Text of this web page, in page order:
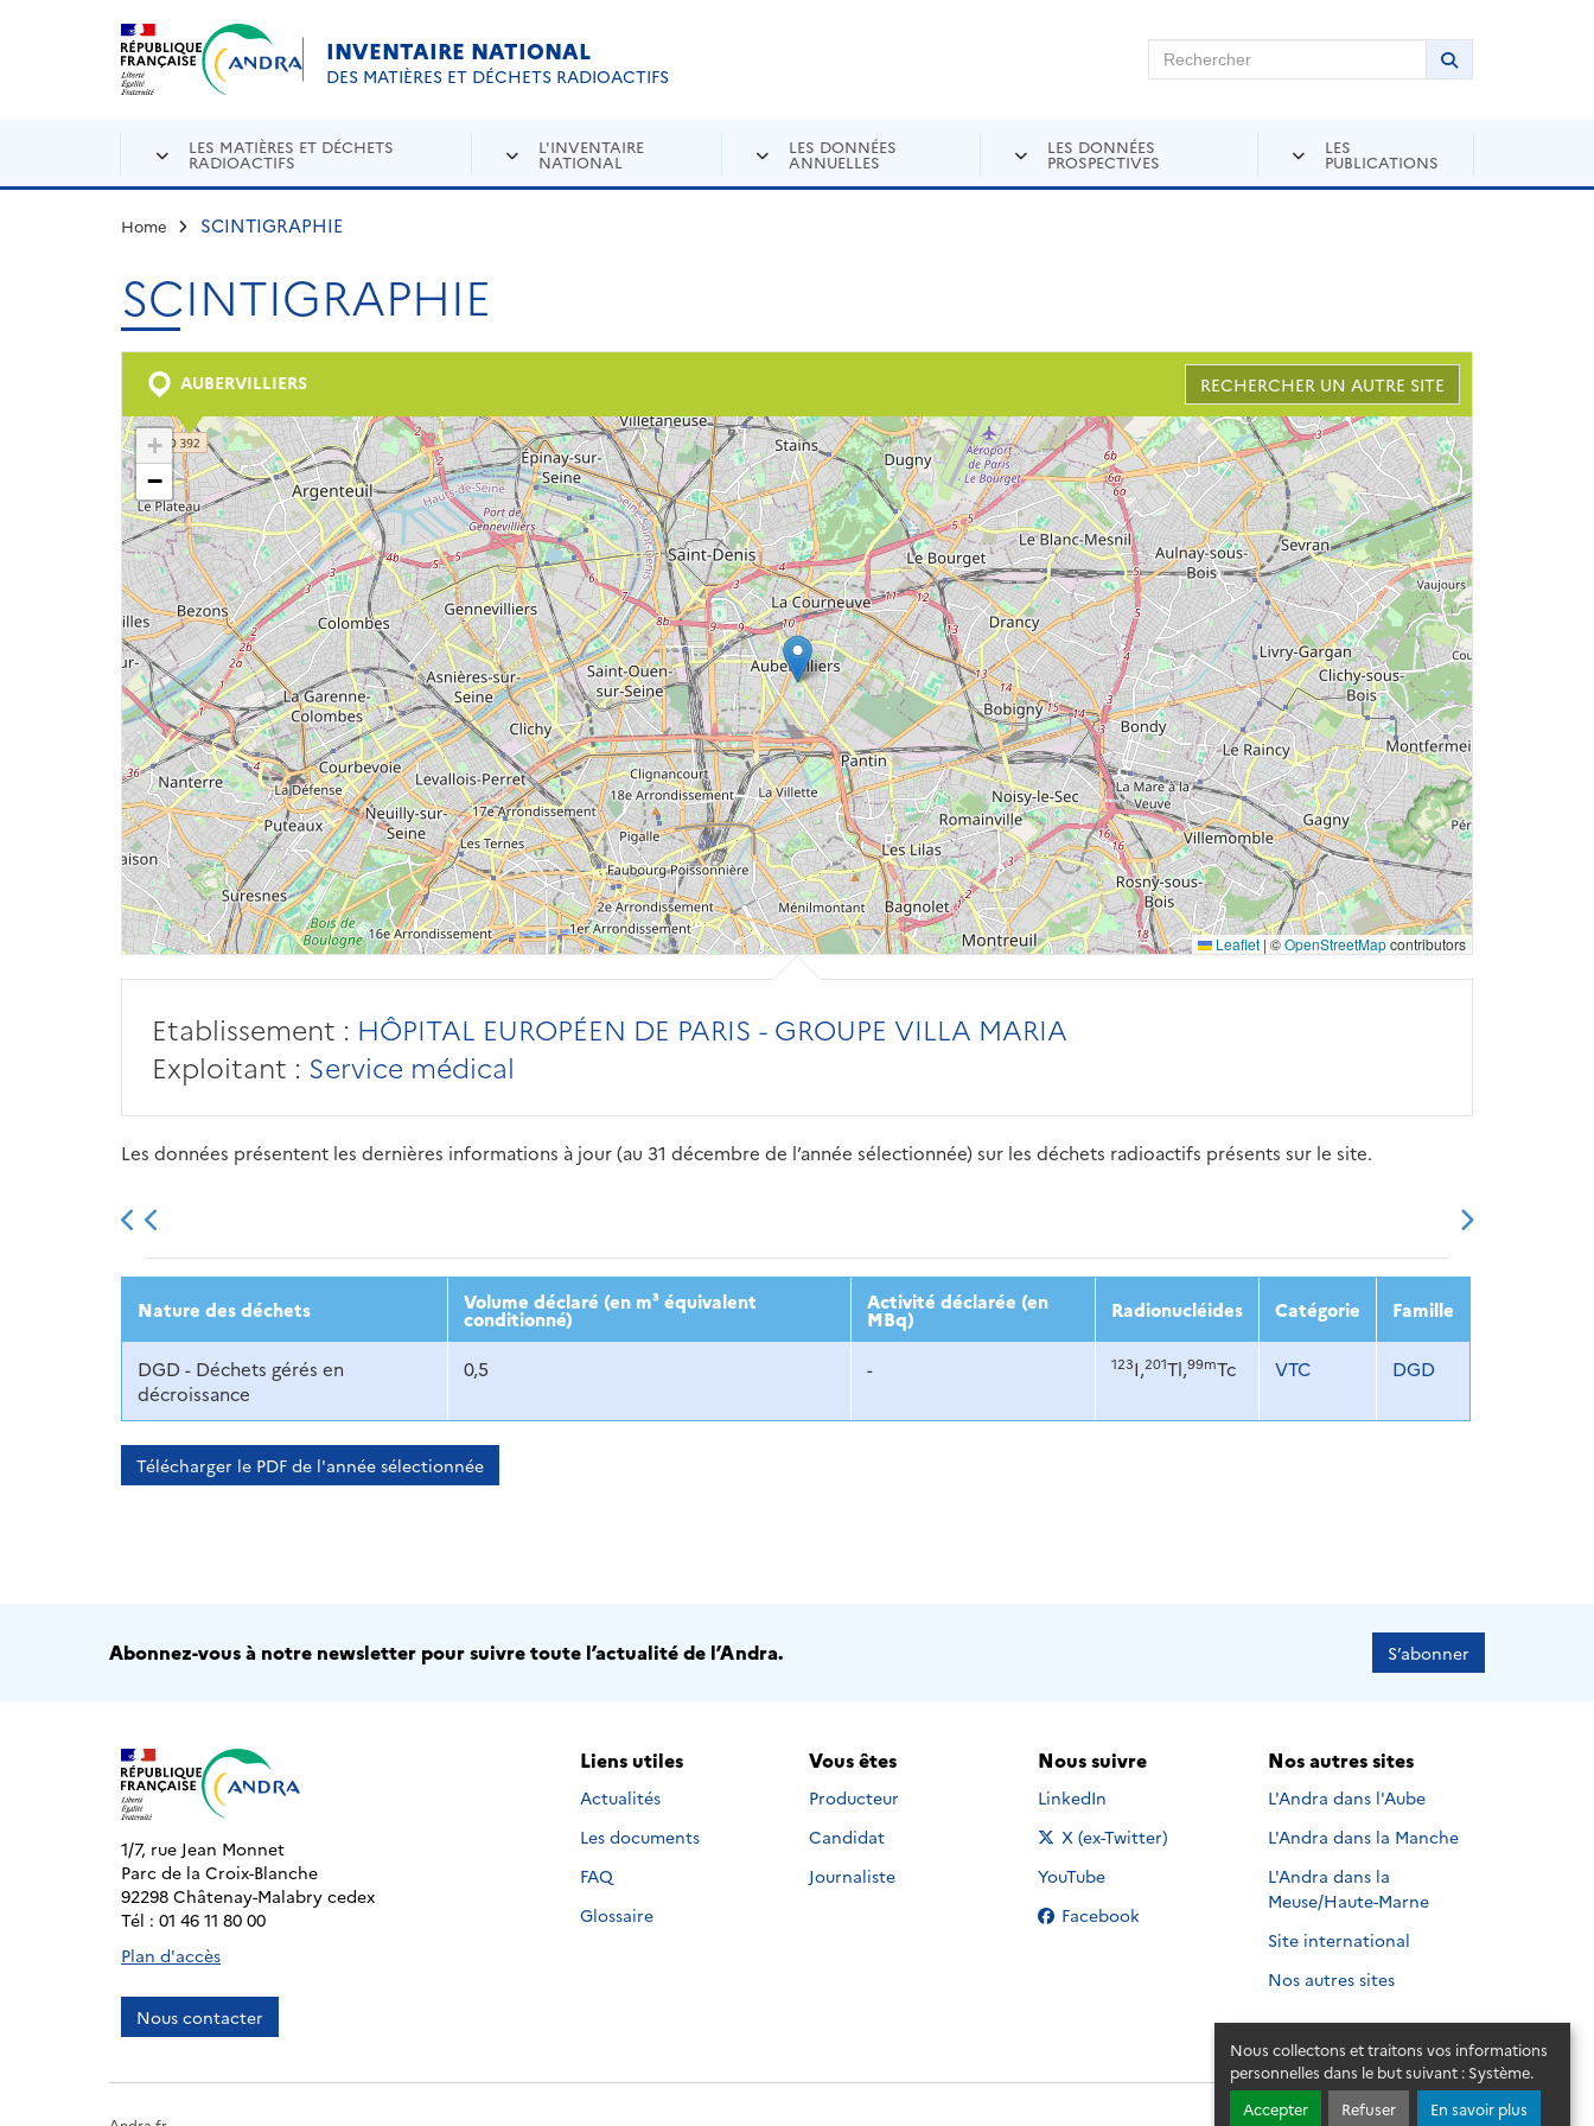
Nous collectons et traitons vos informations
personnelles dans le but suivant : Système.
Accepter
Refuser En savoir plus
Aller au contenu principal
INVENTAIRE NATIONAL
DES MATIÈRES ET DÉCHETS RADIOACTIFS
Rechercher sur Andra Inventaire Rechercher
Lancer la
LES MATIÈRES ET DÉCHETS
RADIOACTIFS
L'INVENTAIRE
NATIONAL
LES DONNÉES
ANNUELLES
LES DONNÉES
PROSPECTIVES
LES
PUBLICATIONS
Home SCINTIGRAPHIE
SCINTIGRAPHIE
AUBERVILLIERS RECHERCHER UN AUTRE SITE
+
−
Leaflet | ©OpenStreetMapcontributors
Etablissement : HÔPITAL EUROPÉEN DE PARIS - GROUPE VILLA MARIA
Exploitant : Service médical
Les données présentent les dernières informations à jour (au 31 décembre de l’année sélectionnée) sur les déchets radioactifs présents sur le site.
2013 2014 2015 2016 2017 2018 2019 2020 2021 2022 2023
Nature des déchets Volume déclaré (en m³ équivalent
conditionné)
Activité déclarée (en
MBq) Radionucléides Catégorie Famille
DGD - Déchets gérés en
décroissance
0,5 - 123I,201Tl,99mTc VTC DGD
Télécharger le PDF de l'année sélectionnée
Abonnez-vous à notre newsletter pour suivre toute l’actualité de l’Andra. S’abonner
1/7, rue Jean Monnet
Parc de la Croix-Blanche
92298 Châtenay-Malabry cedex
Tél : 01 46 11 80 00
Plan d'accès
Nous contacter
Liens utiles
Actualités
Les documents
FAQ
Glossaire
Vous êtes
Producteur
Candidat
Journaliste
Nous suivre
Nous suivre sur
LinkedIn
Nous suivre sur
X (ex-Twitter)
Nous suivre sur
YouTube
Nous suivre sur
Facebook
Nos autres sites
L'Andra dans l'Aube
L'Andra dans la Manche
L'Andra dans la
Meuse/Haute-Marne
Site international
Nos autres sites